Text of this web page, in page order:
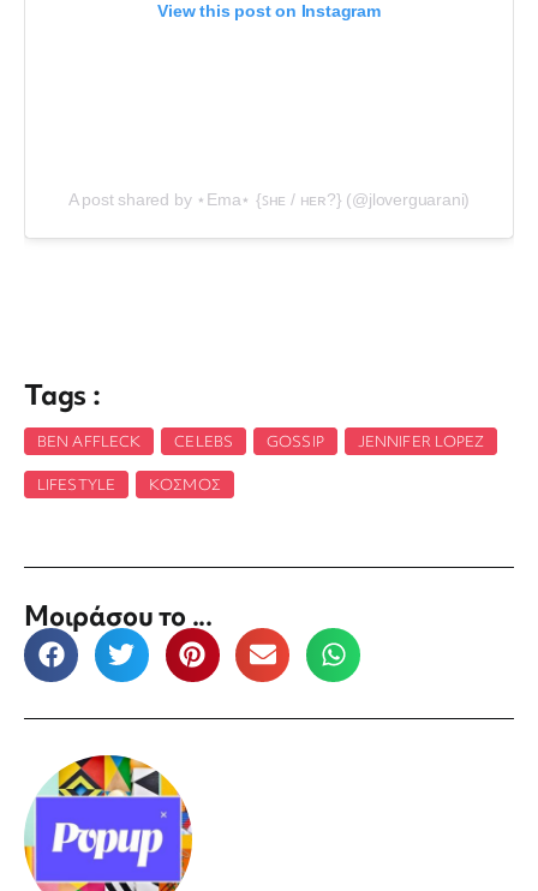
View this post on Instagram
A post shared by ⋆Ema⋆ {ꜱʜᴇ / ʜᴇʀ?️} (@jloverguarani)
Tags :
BEN AFFLECK CELEBS GOSSIP JENNIFER LOPEZ
LIFESTYLE ΚΌΣΜΟΣ
Μοιράσου το ...